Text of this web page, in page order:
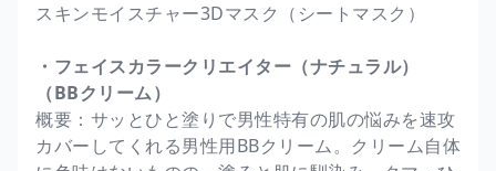
スキンモイスチャー3Dマスク（シートマスク）
・フェイスカラークリエイター（ナチュラル）
（BBクリーム）
概要：サッとひと塗りで男性特有の肌の悩みを速攻
カバーしてくれる男性用BBクリーム。クリーム自体